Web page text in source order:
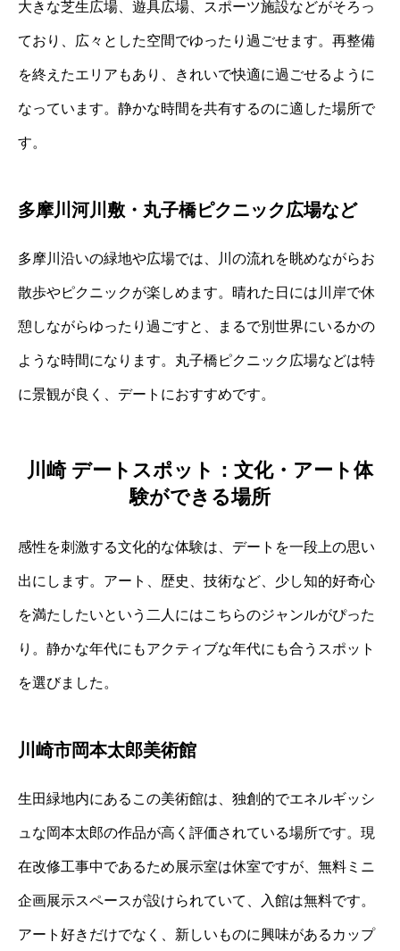
大きな芝生広場、遊具広場、スポーツ施設などがそろっ
ており、広々とした空間でゆったり過ごせます。再整備
を終えたエリアもあり、きれいで快適に過ごせるように
なっています。静かな時間を共有するのに適した場所で
す。
多摩川河川敷・丸子橋ピクニック広場など
多摩川沿いの緑地や広場では、川の流れを眺めながらお
散歩やピクニックが楽しめます。晴れた日には川岸で休
憩しながらゆったり過ごすと、まるで別世界にいるかの
ような時間になります。丸子橋ピクニック広場などは特
に景観が良く、デートにおすすめです。
川崎 デートスポット：文化・アート体
験ができる場所
感性を刺激する文化的な体験は、デートを一段上の思い
出にします。アート、歴史、技術など、少し知的好奇心
を満たしたいという二人にはこちらのジャンルがぴった
り。静かな年代にもアクティブな年代にも合うスポット
を選びました。
川崎市岡本太郎美術館
生田緑地内にあるこの美術館は、独創的でエネルギッシ
ュな岡本太郎の作品が高く評価されている場所です。現
在改修工事中であるため展示室は休室ですが、無料ミニ
企画展示スペースが設けられていて、入館は無料です。
アート好きだけでなく、新しいものに興味があるカップ